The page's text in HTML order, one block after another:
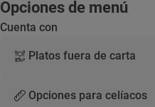
Opciones de menú
Cuenta con
Platos fuera de carta
Opciones para celíacos